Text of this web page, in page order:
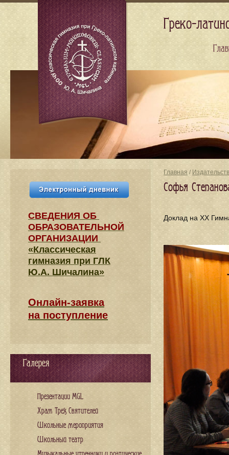
Главная /
Софья
Доклад на XX
СВЕДЕНИЯ​ ОБ
ОБРАЗОВАТЕЛЬНОЙ
ОРГАНИЗАЦИИ
«Классическая
гимназия при ГЛК
Ю.А. Шичалина»
Онлайн-заявка
на поступление
Галерея
Презентации MGL
Храм Трех Святителей
Школьные мероприятия
Школьный театр
Греко-